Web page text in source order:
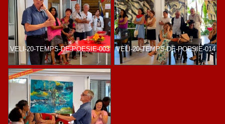
VELI-20-TEMPS-DE-POESIE-003 VELI-20-TEMPS-DE-POESIE-014